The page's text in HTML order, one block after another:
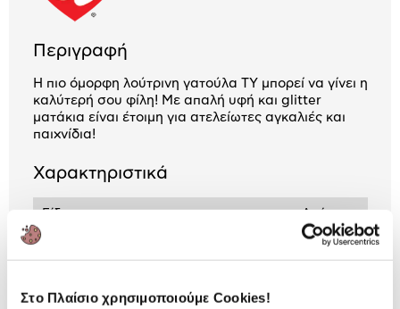
Στο Πλαίσιο χρησιμοποιούμε Cookies!
Περιγραφή
Η πιο όμορφη λούτρινη γατούλα TY μπορεί να γίνει η
καλύτερή σου φίλη! Με απαλή υφή και glitter
ματάκια είναι έτοιμη για ατελείωτες αγκαλιές και
παιχνίδια!
Χαρακτηριστικά
Είδος: Λούτρινα
3 ετών +